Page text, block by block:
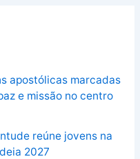
apostólicas marcadas
e missão no centro
reúne jovens na
2027